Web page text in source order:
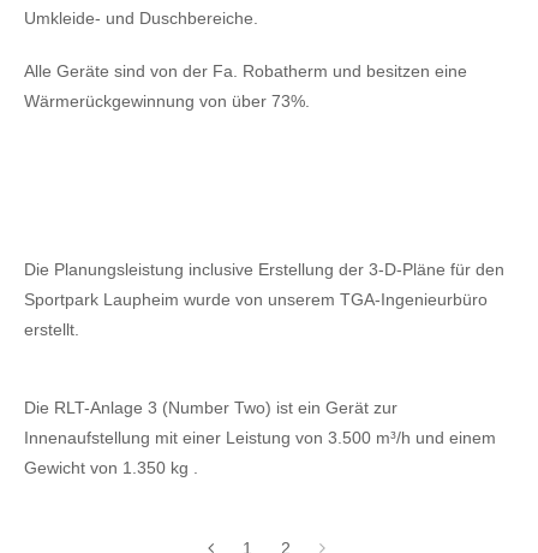
Umkleide- und Duschbereiche.
Alle Geräte sind von der Fa. Robatherm und besitzen eine
Wärmerückgewinnung von über 73%.
Die Planungsleistung inclusive Erstellung der 3-D-Pläne für den
Sportpark Laupheim wurde von unserem TGA-Ingenieurbüro
erstellt.
Die RLT-Anlage 3 (Number Two) ist ein Gerät zur
Innenaufstellung mit einer Leistung von 3.500 m³/h und einem
Gewicht von 1.350 kg .
1 2